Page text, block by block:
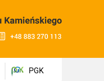
PGK